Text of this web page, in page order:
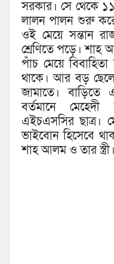
সরকার। সে থেকে
লালন পালন শুরু
ওই মেয়ে সন্তান
শ্রেণিতে পড়ে।
পাঁচ মেয়ে বিবাহিতা
থাকে। আর বড় ছেলে
জামাতে। বাড়িতে
বর্তমানে
এইচএসসির ছাত্র।
ভাইবোন হিসেবে
শাহ আলম ও তার স্ত্রী।